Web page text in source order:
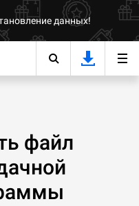
данных!
файл